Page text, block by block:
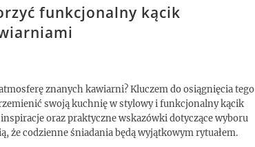
funkcjonalny kącik
znanych kawiarni? Kluczem do osiągnięcia tego
swoją kuchnię w stylowy i funkcjonalny kącik
oraz praktyczne wskazówki dotyczące wyboru
że codzienne śniadania będą wyjątkowym rytuałem.